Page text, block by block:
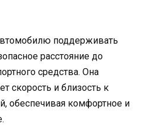
поддерживать
расстояние до
средства. Она
скорость и близость к
обеспечивая комфортное и